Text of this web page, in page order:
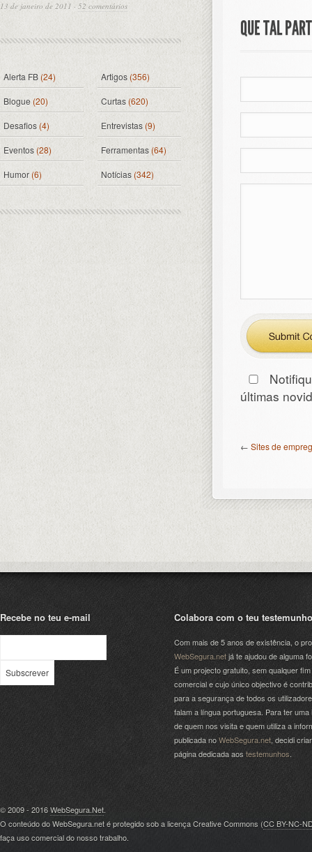
QUE TAL
últimas
← Sites de
13 de janeiro de 2011 · 52 comentários
Alerta FB (24) Artigos(356)
Blogue (20) Curtas(620)
Desafios(4) Entrevistas (9)
Eventos (28) Ferramentas (64)
Humor (6) Notícias (342)
Recebe no teu e-mail Colabora com o teu testemunho
Com mais de 5 anos de existência, o
WebSegura.netjá te ajudou de alguma
É um projecto gratuito, sem qualquer fim
comercial e cujo único objectivo é
para a segurança de todos os
falam a língua portuguesa. Para ter uma
de quem nos visita e quem utiliza a
publicada noWebSegura.net , decidi
página dedicada aos testemunhos
© 2009 - 2016WebSegura.Net.
O conteúdo do WebSegura.net é protegido sob a licença Creative Commons (CC BY-NC-
faça uso comercial do nosso trabalho.